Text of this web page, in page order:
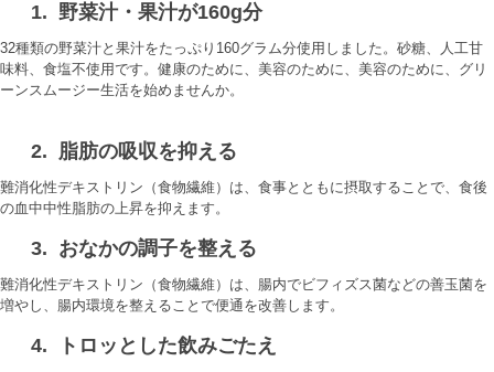
1. 野菜汁・果汁が160g分
32種類の野菜汁と果汁をたっぷり160グラム分使用しました。砂糖、人工甘
味料、食塩不使用です。健康のために、美容のために、美容のために、グリ
ーンスムージー生活を始めませんか。
2. 脂肪の吸収を抑える
難消化性デキストリン（食物繊維）は、食事とともに摂取することで、食後
の血中中性脂肪の上昇を抑えます。
3. おなかの調子を整える
難消化性デキストリン（食物繊維）は、腸内でビフィズス菌などの善玉菌を
増やし、腸内環境を整えることで便通を改善します。
4. トロッとした飲みごたえ